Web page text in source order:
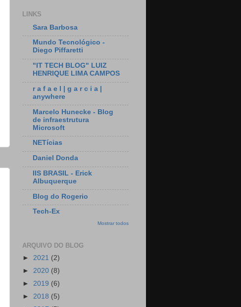
LINKS
Sara Barbosa
Mundo Tecnológico -
Diego Piffaretti
"IT TECH BLOG" LUIZ
HENRIQUE LIMA CAMPOS
r a f a e l | g a r c i a |
anywhere
Marcelo Hunecke - Blog
de infraestrutura
Microsoft
NETícias
Daniel Donda
IIS BRASIL - Erick
Albuquerque
Blog do Rogerio
Tech-Ex
Mostrar todos
ARQUIVO DO BLOG
► 2021 (2)
► 2020 (8)
► 2019 (6)
► 2018 (5)